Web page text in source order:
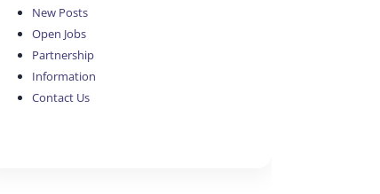
New Posts
Open Jobs
Partnership
Information
Contact Us